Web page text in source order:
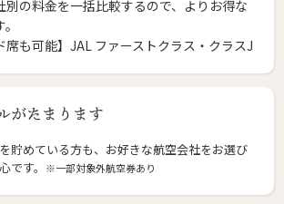
別の料金を一括比較するので、よりお得な
席も可能】JAL ファーストクラス・クラスJ
がたまります
貯めている方も、お好きな航空会社をお選び
です。
※一部対象外航空券あり